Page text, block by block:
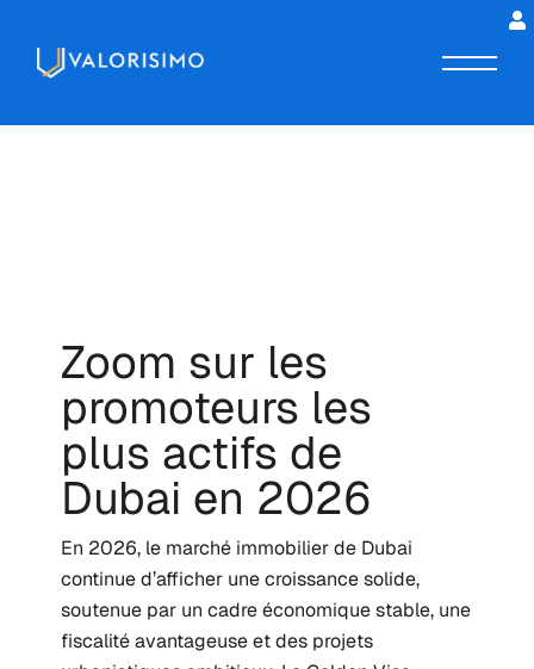
Zoom sur les
promoteurs les
plus actifs de
Dubai en 2026
En 2026, le marché immobilier de Dubai
continue d’afficher une croissance solide,
soutenue par un cadre économique stable, une
fiscalité avantageuse et des projets